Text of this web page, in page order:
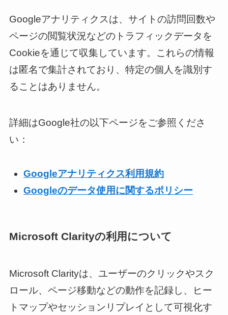
Googleアナリティクスは、サイトの訪問回数や
ページの閲覧状況などのトラフィックデータを
Cookieを通じて収集しています。これらの情報
は匿名で集計されており、特定の個人を識別す
ることはありません。
詳細はGoogle社の以下ページをご参照くださ
い：
Googleアナリティクス利用規約
Googleのデータ使用に関するポリシー
Microsoft Clarityの利用について
Microsoft Clarityは、ユーザーのクリックやスク
ロール、ページ移動などの動作を記録し、ヒー
トマップやセッションリプレイとして可視化す